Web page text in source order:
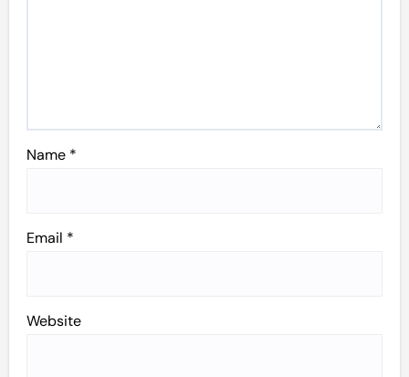
Name *
Email *
Website